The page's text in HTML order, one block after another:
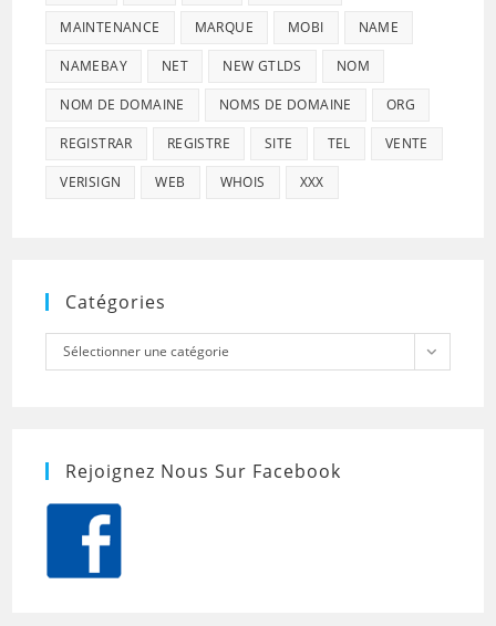
MAINTENANCE MARQUE MOBI NAME
NAMEBAY NET NEW GTLDS NOM
NOM DE DOMAINE NOMS DE DOMAINE ORG
REGISTRAR REGISTRE SITE TEL VENTE
VERISIGN WEB WHOIS XXX
Catégories
Catégories
Sélectionner une catégorie
Rejoignez Nous Sur Facebook